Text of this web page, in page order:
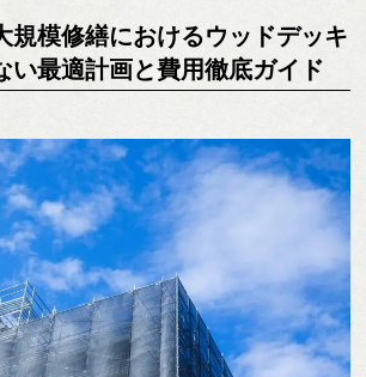
規模修繕におけるウッドデッキ
い最適計画と費用徹底ガイド